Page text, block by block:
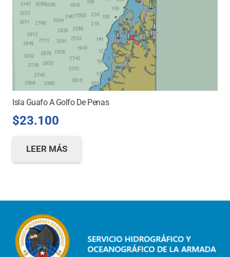
Isla Guafo A Golfo De Penas
$23.100
LEER MÁS